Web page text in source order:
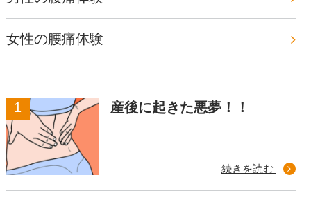
女性の腰痛体験
産後に起きた悪夢！！
続きを読む